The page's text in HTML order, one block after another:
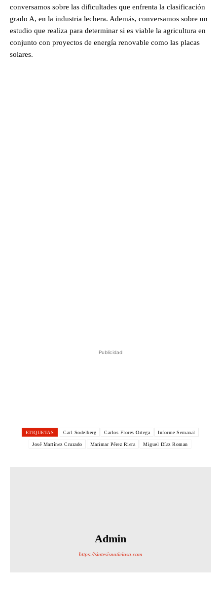
conversamos sobre las dificultades que enfrenta la clasificación
grado A, en la industria lechera. Además, conversamos sobre un
estudio que realiza para determinar si es viable la agricultura en
conjunto con proyectos de energía renovable como las placas
solares.
Publicidad
ETIQUETAS Carl Sodelberg Carlos Flores Ortega Informe Semanal
José Martínez Cruzado Marimar Pérez Riera Miguel Díaz Roman
Admin
https://sintesisnoticiosa.com